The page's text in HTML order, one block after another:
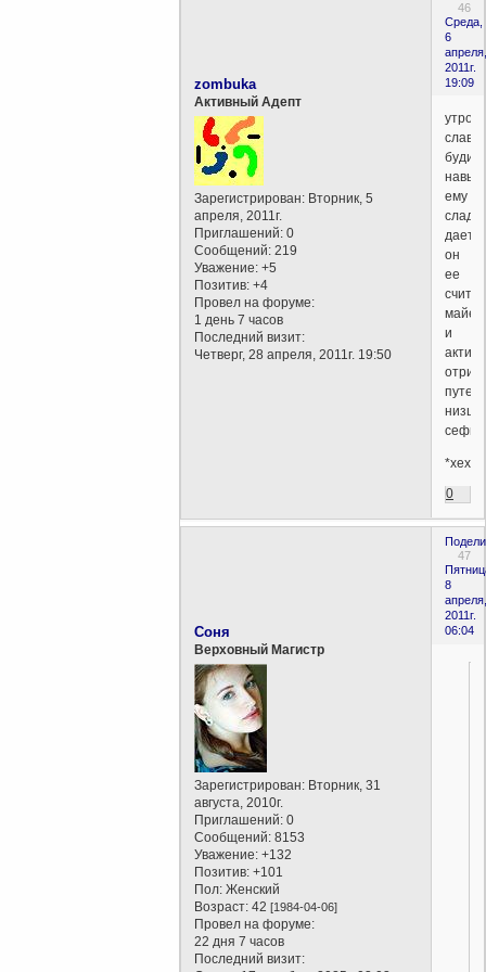
46
Среда,
6
апреля,
2011г.
19:09
zombuka
Активный Адепт
Зарегистрирован: Вторник, 5
апреля, 2011г.
Приглашений: 0
Сообщений: 219
Уважение: +5
Позитив: +4
Провел на форуме:
1 день 7 часов
Последний визит:
Четверг, 28 апреля, 2011г. 19:50
утром
славу
будит
навья
ему
дает
он
ее
майей
и
путем
*хехе
0
47
8
апреля,
2011г.
06:04
Соня
Верховный Магистр
Зарегистрирован: Вторник, 31
августа, 2010г.
Приглашений: 0
Сообщений: 8153
Уважение: +132
Позитив: +101
Пол: Женский
Возраст: 42[1984-04-06]
Провел на форуме:
22 дня 7 часов
Последний визит: